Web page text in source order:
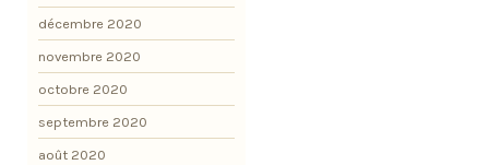
décembre 2020
novembre 2020
octobre 2020
septembre 2020
août 2020